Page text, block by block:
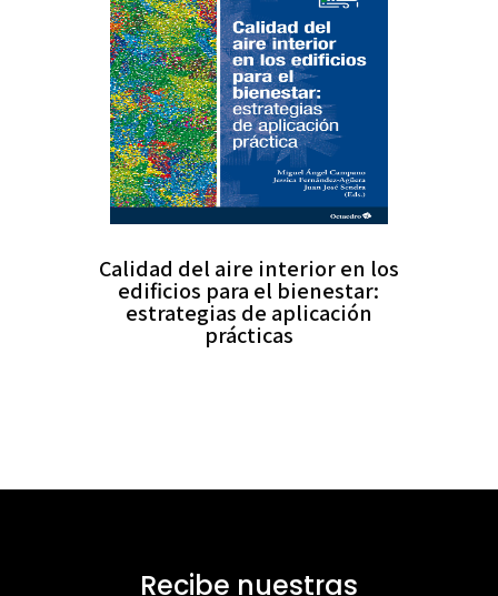
Calidad del aire interior en los
edificios para el bienestar:
estrategias de aplicación
prácticas
Recibe nuestras